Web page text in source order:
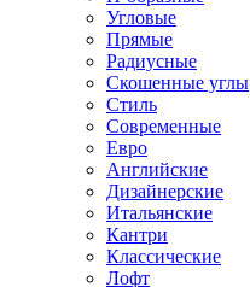
Угловые
Прямые
Радиусные
Скошенные углы
Стиль
Современные
Евро
Английские
Дизайнерские
Итальянские
Кантри
Классические
Лофт